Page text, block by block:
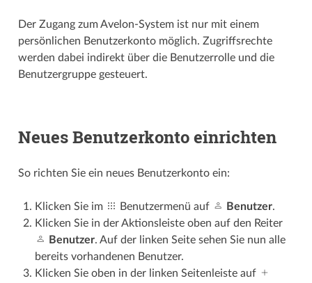
Der Zugang zum Avelon-System ist nur mit einem
persönlichen Benutzerkonto möglich. Zugriffsrechte
werden dabei indirekt über die Benutzerrolle und die
Benutzergruppe gesteuert.
Neues Benutzerkonto einrichten
So richten Sie ein neues Benutzerkonto ein:
Klicken Sie im Benutzermenü auf Benutzer.
Klicken Sie in der Aktionsleiste oben auf den Reiter
Benutzer. Auf der linken Seite sehen Sie nun alle
bereits vorhandenen Benutzer.
Klicken Sie oben in der linken Seitenleiste auf